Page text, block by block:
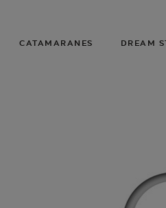
CATAMARANES DREAM